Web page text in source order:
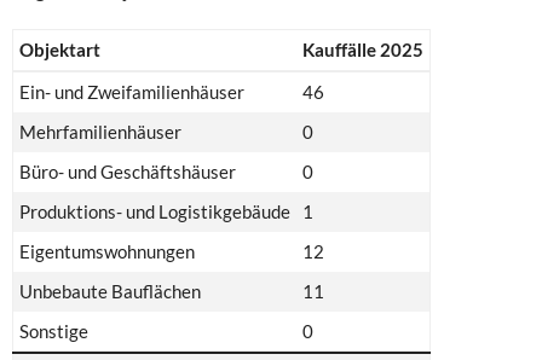
Objektart
Kauffälle 2025
Ein- und Zweifamilienhäuser
46
Mehrfamilienhäuser
0
Büro- und Geschäftshäuser
0
Produktions- und Logistikgebäude
1
Eigentumswohnungen
12
Unbebaute Bauflächen
11
Sonstige
0